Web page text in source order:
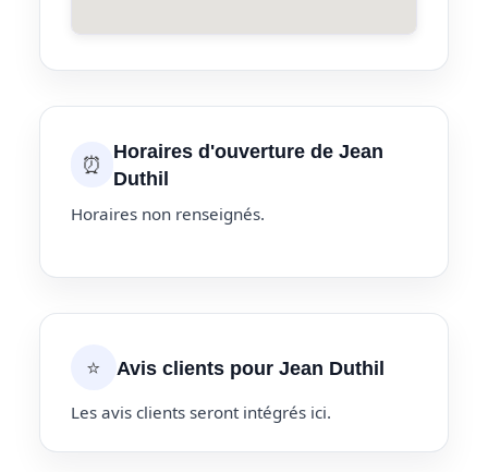
⏰
Horaires d'ouverture de Jean
Duthil
Horaires non renseignés.
⭐ Avis clients pour Jean Duthil
Les avis clients seront intégrés ici.